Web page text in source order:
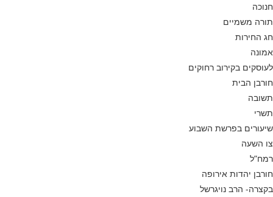
חנוכה
תורה משמיים
חג החירות
אמונה
לעוסקים בקירוב רחוקים
חורבן הבית
תשובה
תשרי
שיעורים בפרשת השבוע
צו השעה
רמח”ל
חורבן יהדות אירופה
בקצרה- הרב נויגרשל